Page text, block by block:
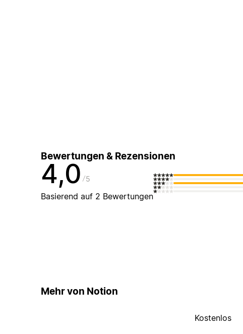
Bewertungen & Rezensionen
4,0 5
Basierend auf 2 Bewertungen
Mehr von Notion
Kostenlos